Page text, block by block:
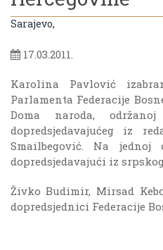
Sarajevo,
17.03.2011.
Karolina Pavlović
Parlamenta Federacije
Doma naroda,
dopredsjedavajućeg iz
Smailbegović. Na
dopredsjedavajući iz
Živko Budimir, Mirsad
dopredsjednici Federacije